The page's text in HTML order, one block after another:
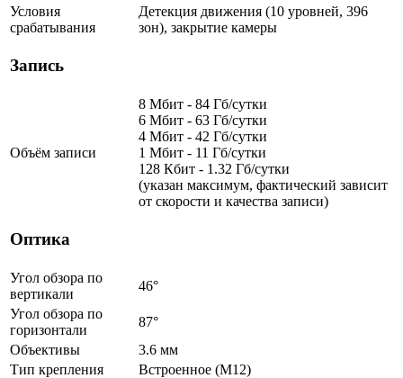
Условия
срабатывания
Детекция движения (10 уровней, 396
зон), закрытие камеры
Запись
Объём записи
8 Мбит - 84 Гб/сутки
6 Мбит - 63 Гб/сутки
4 Мбит - 42 Гб/сутки
1 Мбит - 11 Гб/сутки
128 Кбит - 1.32 Гб/сутки
(указан максимум, фактический зависит
от скорости и качества записи)
Оптика
Угол обзора по
вертикали
46°
Угол обзора по
горизонтали
87°
Объективы
3.6 мм
Тип крепления
Встроенное (М12)